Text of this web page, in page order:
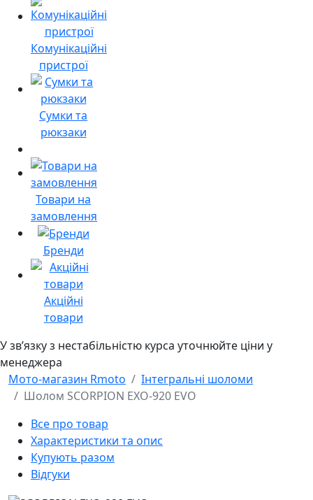
Комунікаційні
пристрої
Сумки та
рюкзаки
Товари на
замовлення
Бренди
Акційні
товари
У звʼязку з нестабільністю курса уточнюйте ціни у
менеджера
Мото-магазин Rmoto
Інтегральні шоломи
Шолом SCORPION EXO-920 EVO
Все про товар
Характеристики та опис
Купують разом
Відгуки